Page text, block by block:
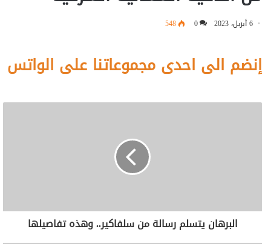
6 أبريل، 2023 0
548
إنضم الى احدى مجموعاتنا على الواتس
البرهان يتسلم رسالة من سلفاكير.. وهذه تفاصيلها